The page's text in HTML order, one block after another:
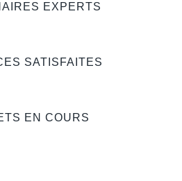
EXPERTS
SATISFAITES
EN COURS